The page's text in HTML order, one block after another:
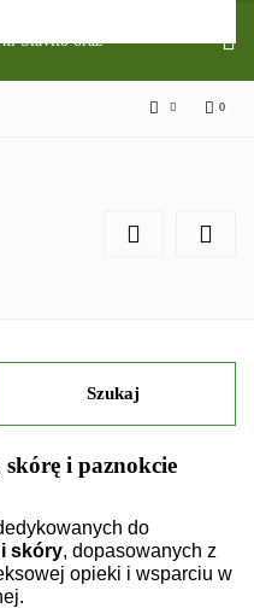
głównym
Slavito oraz
0
Szukaj
skórę i paznokcie
do
skóry, dopasowanych z
opieki i wsparciu w